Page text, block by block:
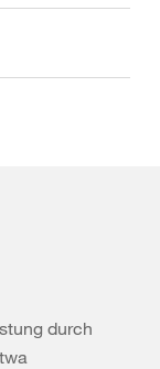
durch